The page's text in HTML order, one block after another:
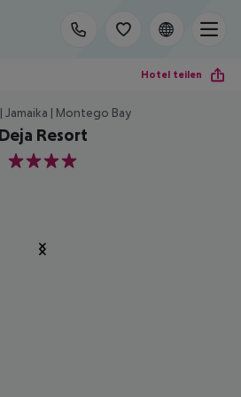
Hotel teilen
Jamaika | Montego Bay
Deja Resort
4